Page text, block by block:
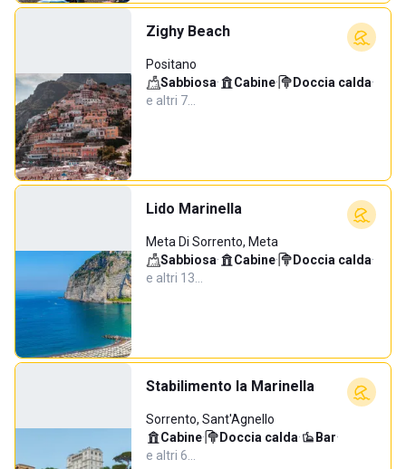
Zighy Beach
Positano
Sabbiosa· Cabine· Doccia calda·
e altri 7…
Lido Marinella
Meta Di Sorrento, Meta
Sabbiosa· Cabine· Doccia calda·
e altri 13…
Stabilimento la Marinella
Sorrento, Sant'Agnello
Cabine· Doccia calda· Bar·
e altri 6…